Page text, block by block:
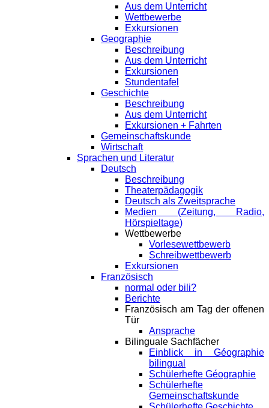
Aus dem Unterricht
Wettbewerbe
Exkursionen
Geographie
Beschreibung
Aus dem Unterricht
Exkursionen
Stundentafel
Geschichte
Beschreibung
Aus dem Unterricht
Exkursionen + Fahrten
Gemeinschaftskunde
Wirtschaft
Sprachen und Literatur
Deutsch
Beschreibung
Theaterpädagogik
Deutsch als Zweitsprache
Medien (Zeitung, Radio,
Hörspieltage)
Wettbewerbe
Vorlesewettbewerb
Schreibwettbewerb
Exkursionen
Französisch
normal oder bili?
Berichte
Französisch am Tag der offenen
Tür
Ansprache
Bilinguale Sachfächer
Einblick in Géographie
bilingual
Schülerhefte Géographie
Schülerhefte
Gemeinschaftskunde